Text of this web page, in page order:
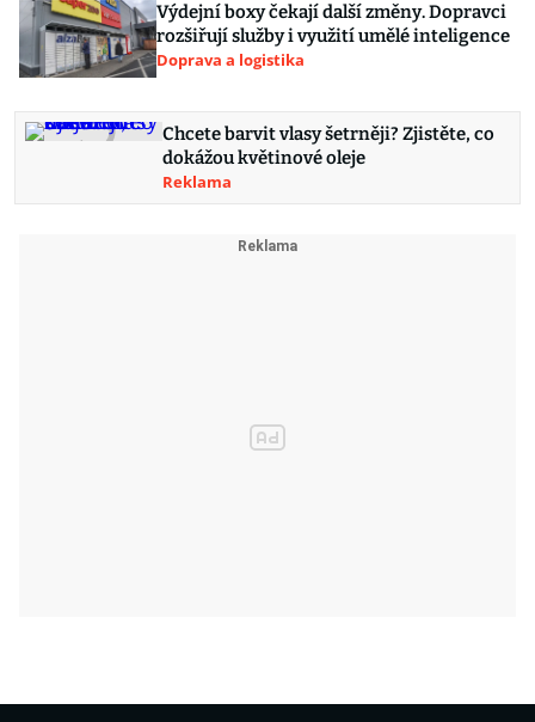
Výdejní boxy čekají další změny. Dopravci
rozšiřují služby i využití umělé inteligence
Doprava a logistika
Chcete barvit vlasy šetrněji? Zjistěte, co
dokážou květinové oleje
Reklama